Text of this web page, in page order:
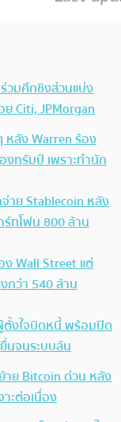
วมศึกชิงส่วนแบ่ง
Citi, JPMorgan
หลัง Warren ร้อง
ทรัมป์ เพราะทำนัก
าย Stablecoin หลัง
ร์ทโฟน 800 ล้าน
ง Wall Street แต่
กว่า 540 ล้าน
ตั้งใจบิดหนี้ พร้อมปิด
นจนระบบล้น
าย Bitcoin ด่วน หลัง
าะต่อเนื่อง